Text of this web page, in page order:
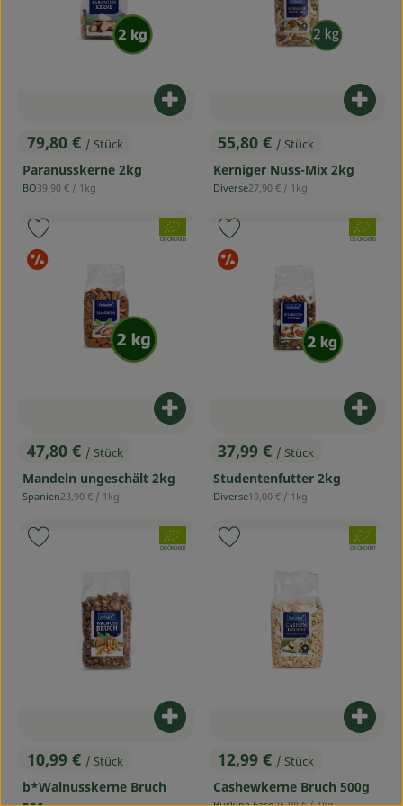
, Preis:
79,80 € / Stück
Paranusskerne 2kg
, Herkunft:
BO, Referenzpreis:
39,90 € / 1kg
Produkt zum Warenkorb
, Preis:
55,80 € / Stück
Kerniger Nuss-Mix 2kg
, Herkunft:
Diverse, Referenzpreis:
27,90 € / 1kg
, Preis:
47,80 € / Stück
Mandeln ungeschält 2kg
, Herkunft:
Spanien, Referenzpreis:
23,90 € / 1kg
Produkt zum Warenkorb
, Verband:
, Kontrollstelle:
DE-ÖKO-005
Sonderangebote
Produkt zu Favouriten hinzufügen
, Preis:
37,99 € / Stück
Studentenfutter 2kg
, Herkunft:
Diverse, Referenzpreis:
19,00 € / 1kg
, Verband:
, Kontrollstelle:
DE-ÖKO-005
Produkt zu Favouriten
, Preis:
10,99 € / Stück
b*Walnusskerne Bruch
Produkt zum Warenkorb
, Verband:
, Kontrollstelle:
DE-ÖKO-001
Produkt zu Favouriten hinzufügen
, Preis:
12,99 € / Stück
Cashewkerne Bruch 500g
, Verband:
, Kontrollstelle:
DE-ÖKO-001
Produkt zu Favouriten